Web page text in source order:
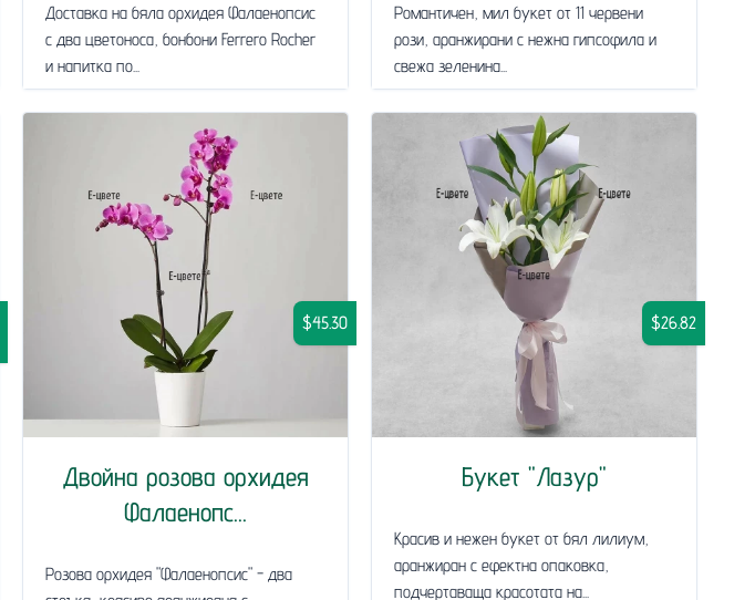
Доставка на бяла орхидея Фалаенопсис
с два цветоноса, бонбони Ferrero Rocher
и напитка по...
Романтичен, мил букет от 11 червени
рози, аранжирани с нежна гипсофила и
свежа зеленина...
Двойна розова орхидея
Фалаенопс...
$45.30
Розова орхидея "Фалаенопсис" - два
Букет "Лазур"
$26.82
Красив и нежен букет от бял лилиум,
аранжиран с ефектна опаковка,
подчертаваща красотата на...